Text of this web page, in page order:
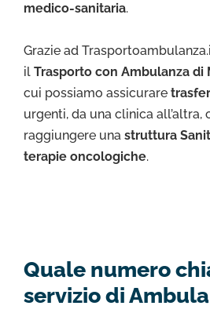
medico-sanitaria.
Grazie ad
il Trasporto con Ambulanza di
cui possiamo assicurare
urgenti, da una clinica all’altra,
raggiungere una struttura
terapie oncologiche.
Quale numero
servizio di